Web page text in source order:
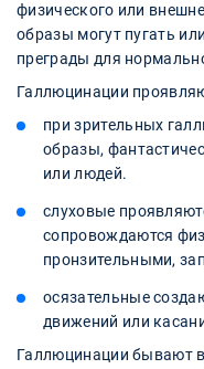
физического или
образы могут пугать
преграды для
Галлюцинации
при зрительных
образы,
или людей.
слуховые
сопровождаются
пронзительными,
осязательные
движений или
Галлюцинации бывают